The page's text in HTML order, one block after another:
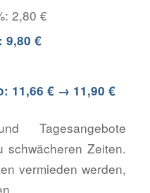
2,80 €
9,80 €
11,66 € → 11,90 €
Tagesangebote
schwächeren Zeiten.
vermieden werden,